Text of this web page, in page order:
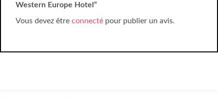
Western Europe Hotel”
Vous devez être connecté pour publier un avis.